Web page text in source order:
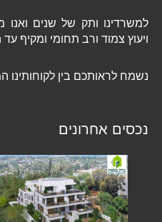
למשרדינו ותק של שנים ואנו
ויעוץ צמוד ורב תחומי ומקיף עד
נשמח לראותכם בין לקוחותינו
נכסים אחרונים